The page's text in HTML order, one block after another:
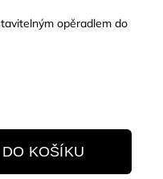
opěradlem do
KOŠÍKU